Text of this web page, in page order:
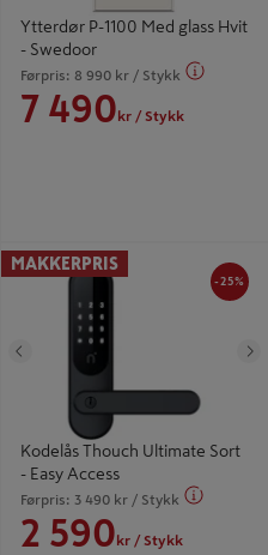
Ytterdør P-1100 Med glass Hvit
- Swedoor
Førpris: 8 990 kr / Stykk
7 490 kr / Stykk
Kodelås Thouch Ultimate Sort - Easy
Access
-25%
Tidligere
Kodelås Thouch Ultimate Sort
- Easy Access
Førpris: 3 490 kr / Stykk
2 590 kr / Stykk
MAKKERPRIS